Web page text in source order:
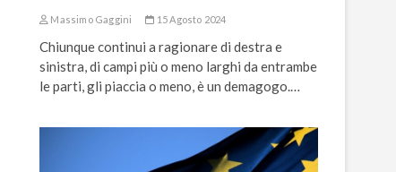
Massimo Gaggini 15 Agosto 2024
Chiunque continui a ragionare di destra e
sinistra, di campi più o meno larghi da entrambe
le parti, gli piaccia o meno, è un demagogo.…